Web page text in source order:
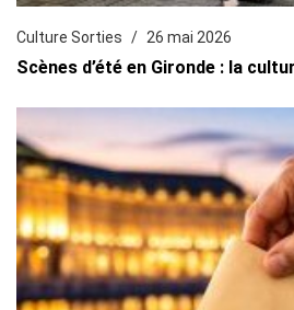
Culture Sorties 26 mai 2026
Scènes d’été en Gironde : la